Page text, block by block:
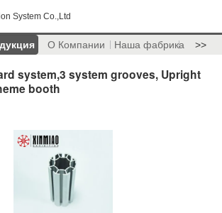
System Co.,Ltd
О Компании Наша фабрика >>
system,3 system grooves, Upright
booth